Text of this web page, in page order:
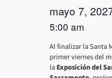
mayo 7,
5:00 am
Al finalizar la Santa
primer viernes del
laExposición del